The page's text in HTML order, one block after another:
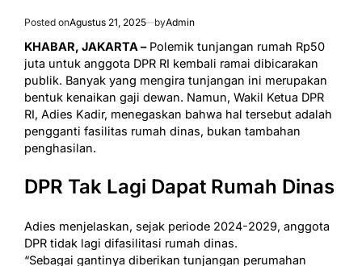
Posted onAgustus 21, 2025 byAdmin
KHABAR, JAKARTA –Polemik tunjangan rumah Rp50
juta untuk anggota DPR RI kembali ramai dibicarakan
publik. Banyak yang mengira tunjangan ini merupakan
bentuk kenaikan gaji dewan. Namun, Wakil Ketua DPR
RI, Adies Kadir, menegaskan bahwa hal tersebut adalah
pengganti fasilitas rumah dinas, bukan tambahan
penghasilan.
DPR Tak Lagi Dapat Rumah Dinas
Adies menjelaskan, sejak periode 2024-2029, anggota
DPR tidak lagi difasilitasi rumah dinas.
“Sebagai gantinya diberikan tunjangan perumahan